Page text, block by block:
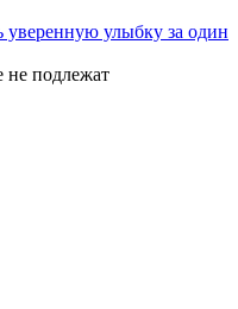
улыбку за один
не подлежат